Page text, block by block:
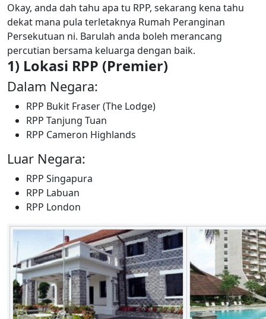
Okay, anda dah tahu apa tu RPP, sekarang kena tahu
dekat mana pula terletaknya Rumah Peranginan
Persekutuan ni. Barulah anda boleh merancang
percutian bersama keluarga dengan baik.
1) Lokasi RPP (Premier)
Dalam Negara:
RPP Bukit Fraser (The Lodge)
RPP Tanjung Tuan
RPP Cameron Highlands
Luar Negara:
RPP Singapura
RPP Labuan
RPP London